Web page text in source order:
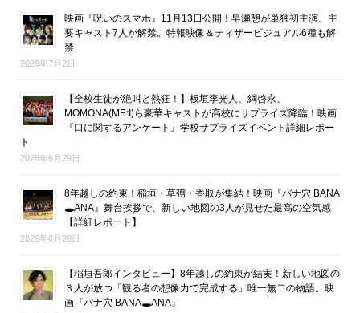
映画『呪いのスマホ』11月13日公開！早瀬憩が単独初主演、主
要キャスト7人が解禁。特報映像＆ティザービジュアル6種も解
禁
2026年7月2日
【全校生徒が絶叫と熱狂！】板垣李光人、綱啓永、
MOMONA(ME:I)ら豪華キャストが高校にサプライズ降臨！映画
『口に関するアンケート』学校サプライズイベント詳細レポー
ト
2026年6月29日
8年越しの約束！稲垣・草彅・香取が集結！映画『バナ穴 BANA
🕳ANA』舞台挨拶で、新しい地図の3人が見せた最高の空気感
【詳細レポート】
2026年6月28日
【稲垣吾郎インタビュー】8年越しの約束が結実！新しい地図の
３人が放つ「観る者の想像力で完成する」唯一無二の物語。映
画『バナ穴 BANA🕳ANA』